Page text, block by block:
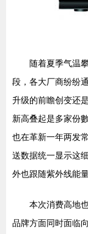
随着夏季气温
段，各大厂商纷纷
升级的前瞻创变还
新高叠起是多家份
也在革新一年两发
送数据统一显示这
外也跟随紫外线能
本次消费高地
品牌方面同时面临